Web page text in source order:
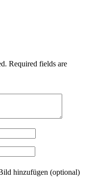
Required fields are
hinzufügen (optional)